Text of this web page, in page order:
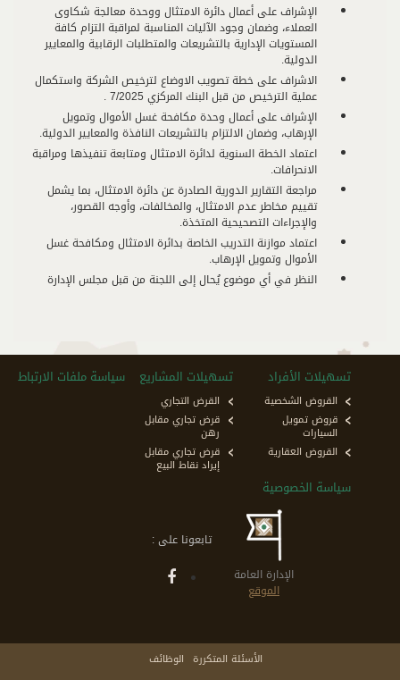
الإشراف على أعمال دائرة الامتثال ووحدة معالجة شكاوى
العملاء، وضمان وجود الآليات المناسبة لمراقبة التزام كافة
المستويات الإدارية بالتشريعات والمتطلبات الرقابية والمعايير
الدولية.
الاشراف على خطة تصويب الاوضاع لترخيص الشركة واستكمال
عملية الترخيص من قبل البنك المركزي 7/2025 .
الإشراف على أعمال وحدة مكافحة غسل الأموال وتمويل
الإرهاب، وضمان الالتزام بالتشريعات النافذة والمعايير الدولية.
اعتماد الخطة السنوية لدائرة الامتثال ومتابعة تنفيذها ومراقبة
الانحرافات.
مراجعة التقارير الدورية الصادرة عن دائرة الامتثال، بما يشمل
تقييم مخاطر عدم الامتثال، والمخالفات، وأوجه القصور،
والإجراءات التصحيحية المتخذة.
اعتماد موازنة التدريب الخاصة بدائرة الامتثال ومكافحة غسل
الأموال وتمويل الإرهاب.
النظر في أي موضوع يُحال إلى اللجنة من قبل مجلس الإدارة
تسهيلات الأفراد
القروض الشخصية
قروض تمويل
السيارات
القروض العقارية
تسهيلات المشاريع
القرض التجاري
قرض تجاري مقابل
رهن
قرض تجاري مقابل
إيراد نقاط البيع
سياسة الخصوصية
سياسة ملفات الارتباط
الإدارة العامة
الموقع
تابعونا على :
الأسئلة المتكررة الوظائف